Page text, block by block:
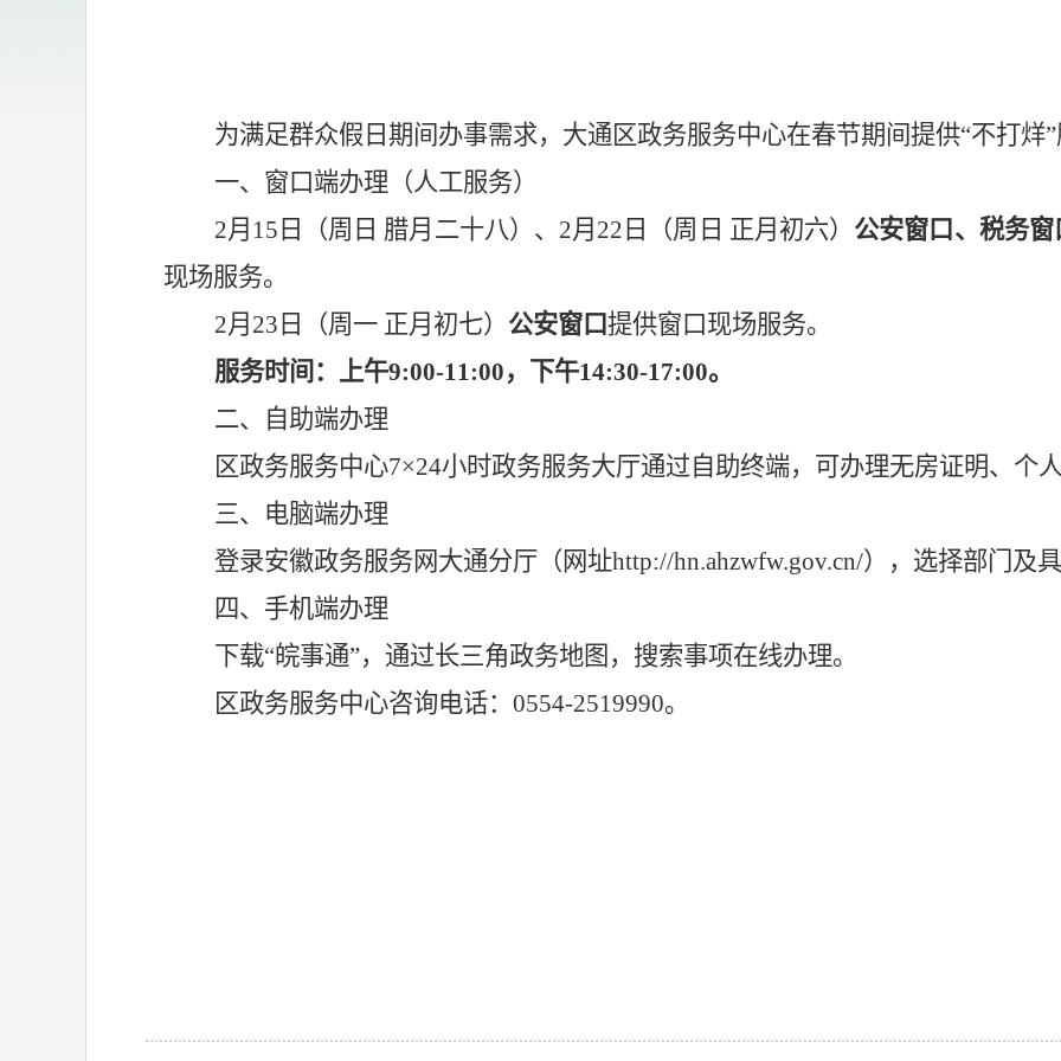
为满足群众假日期间办事需求，大通区政务服务中心在春节期间提供“不打烊
一、窗口端办理（人工服务）
2月 15 日（周 日 腊月二十八）、 2月22日（周日 正月初六） 公安窗口、税务
现场服务。
2月23日（周一 正月初七） 公安窗口提供窗口现场服务。
服务时间：上午9:00-11:00， 下午14:30-17:00。
二、自助端办理
区政务服务中心7×24小时政务服务大厅通过自助终端，可办理无房证明、 个
三、电脑端办理
登录安徽政务服务网大通分厅（网址http://hn.ahzwfw.gov.cn/），选择部门及
四、手机端办理
下载“皖事通”，通过长三角政务地图，搜索事项在线办理。
区政务服务中心咨询电话： 0554-2519990。